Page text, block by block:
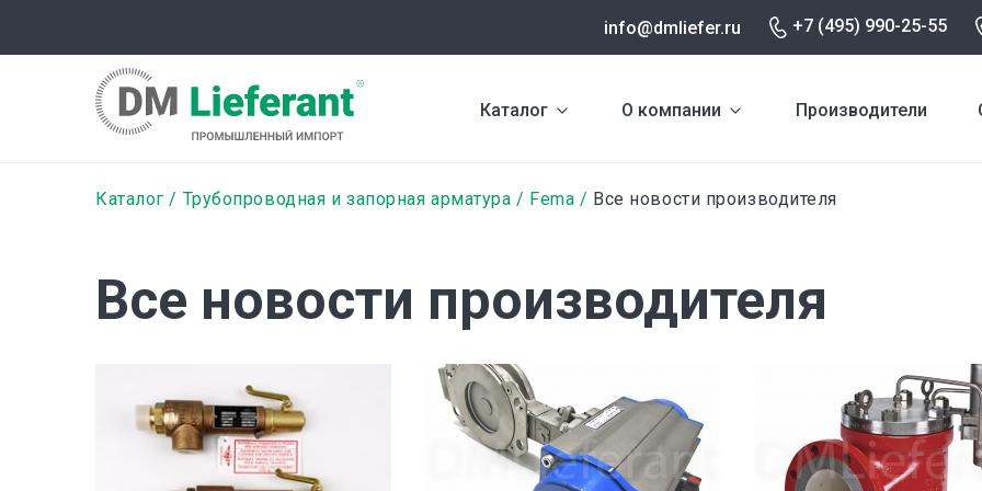
содержанию
info@dmliefer.ru +7 (495) 990-25-55
Каталог О компании Производители
Строка
Каталог Трубопроводная и запорная арматура Fema Все новости производителя
Все новости производителя